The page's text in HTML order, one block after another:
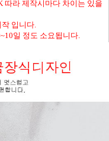
따라 제작시마다 차이는 있을
입니다.
일 정도 소요됩니다.